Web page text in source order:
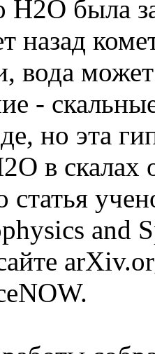
H2O была
назад
вода
-
но эта
в скалах
статья
and